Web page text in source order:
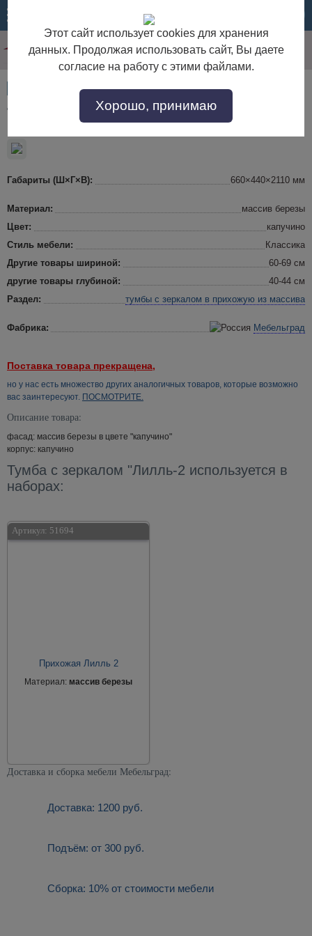
51692
Тумба с зеркалом "Лилль-2
Габариты (Ш×Г×В): 660×440×2110 мм
Материал:
массив березы
Цвет:
капучино
Стиль мебели:
Классика
Другие товары шириной:
60-69 см
другие товары глубиной:
40-44 см
Раздел:
тумбы с зеркалом в прихожую из массива
Фабрика: Мебельград
Поставка товара прекращена,
но у нас есть множество других аналогичных товаров, которые возможно
вас заинтересуют. ПОСМОТРИТЕ.
Описание товара:
фасад: массив березы в цвете "капучино"
корпус: капучино
Тумба с зеркалом "Лилль-2 используется в
наборах:
Артикул: 51694
Прихожая Лилль 2
Материал: массив березы
Доставка и сборка мебели Мебельград:
Доставка: 1200 руб.
Подъём: от 300 руб.
Сборка: 10% от стоимости мебели
Этот сайт использует cookies для хранения
данных. Продолжая использовать сайт, Вы даете
согласие на работу с этими файлами.
Хорошо, принимаю